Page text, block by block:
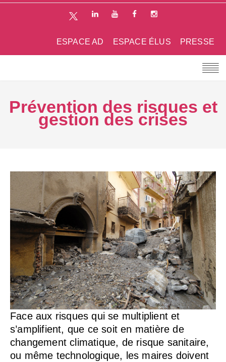
PRESSE
ESPACE ÉLUS
ESPACE AD
Prévention des risques et
gestion des crises
Face aux risques qui se multiplient et
s’amplifient, que ce soit en matière de
changement climatique, de risque sanitaire,
ou même technologique, les maires doivent